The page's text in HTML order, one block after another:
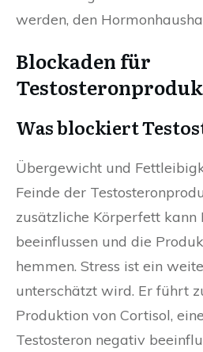
werden, den
Blockaden für
Was blockiert
Übergewicht und
Feinde der
zusätzliche Körperfett kann
beeinflussen und die
hemmen. Stress ist ein
unterschätzt wird. Er führt
Produktion von Cortisol,
Testosteron negativ